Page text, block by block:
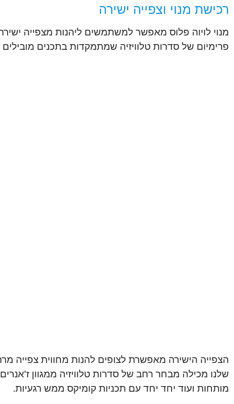
רכישת מנוי וצפייה ישירה
מנוי לויוה פלוס מאפשר למשתמשים ליהנות מצפייה
פרימיום של סדרות טלוויזיה שמתמקדות בתכנים מובילים
הצפייה הישירה מאפשרת לצופים להנות מחווית צפייה
שלנו מכילה מבחר רחב של סדרות טלוויזיה ממגוון
מותחות ועוד יחד יחד עם תכניות קומיקס ממש רגעיות.